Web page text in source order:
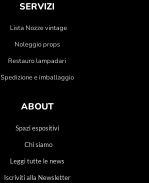
SERVIZI
Lista Nozze vintage
Noleggio props
Restauro lampadari
Spedizione e imballaggio
ABOUT
Spazi espositivi
Chi siamo
Leggi tutte le news
Iscriviti alla Newsletter